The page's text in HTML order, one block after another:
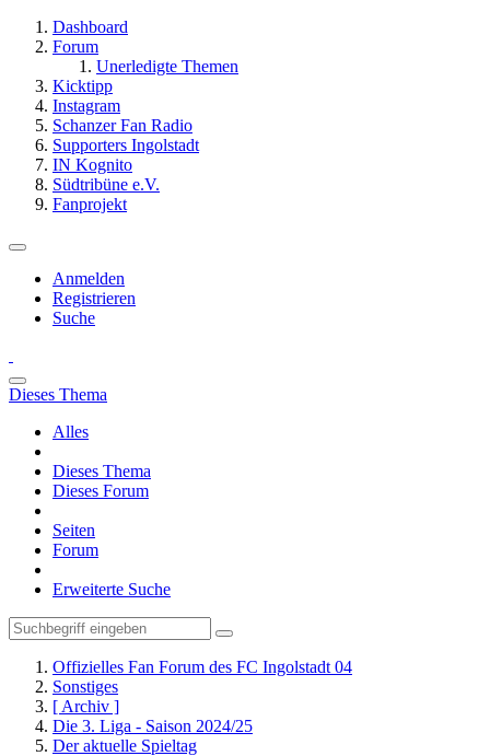
Dashboard
Forum
Unerledigte Themen
Kicktipp
Instagram
Schanzer Fan Radio
Supporters Ingolstadt
IN Kognito
Südtribüne e.V.
Fanprojekt
Anmelden
Registrieren
Suche
Dieses Thema
Alles
Dieses Thema
Dieses Forum
Seiten
Forum
Erweiterte Suche
Offizielles Fan Forum des FC Ingolstadt 04
Sonstiges
[ Archiv ]
Die 3. Liga - Saison 2024/25
Der aktuelle Spieltag